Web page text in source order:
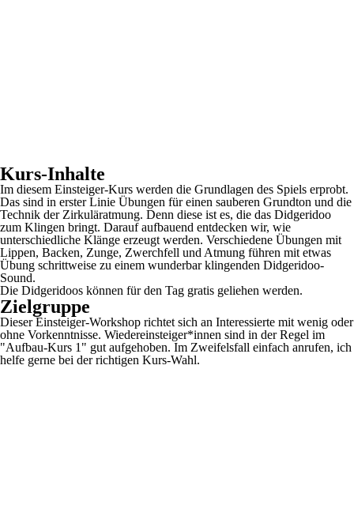
Kurs-Inhalte
Im diesem Einsteiger-Kurs werden die Grundlagen des Spiels erprobt.
Das sind in erster Linie Übungen für einen sauberen Grundton und die
Technik der Zirkuläratmung. Denn diese ist es, die das Didgeridoo
zum Klingen bringt. Darauf aufbauend entdecken wir, wie
unterschiedliche Klänge erzeugt werden. Verschiedene Übungen mit
Lippen, Backen, Zunge, Zwerchfell und Atmung führen mit etwas
Übung schrittweise zu einem wunderbar klingenden Didgeridoo-
Sound.
Die Didgeridoos können für den Tag gratis geliehen werden.
Zielgruppe
Dieser Einsteiger-Workshop richtet sich an Interessierte mit wenig oder
ohne Vorkenntnisse. Wiedereinsteiger*innen sind in der Regel im
"Aufbau-Kurs 1" gut aufgehoben. Im Zweifelsfall einfach anrufen, ich
helfe gerne bei der richtigen Kurs-Wahl.